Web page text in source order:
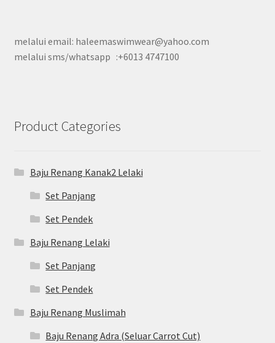
melalui email: haleemaswimwear@yahoo.com
melalui sms/whatsapp :+6013 4747100
Product Categories
Baju Renang Kanak2 Lelaki
Set Panjang
Set Pendek
Baju Renang Lelaki
Set Panjang
Set Pendek
Baju Renang Muslimah
Baju Renang Adra (Seluar Carrot Cut)